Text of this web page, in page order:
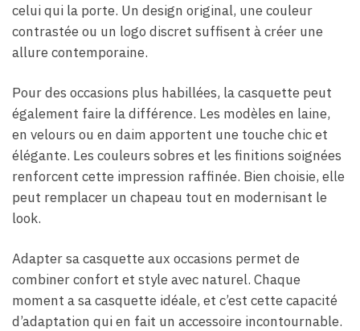
celui qui la porte. Un design original, une couleur
contrastée ou un logo discret suffisent à créer une
allure contemporaine.
Pour des occasions plus habillées, la casquette peut
également faire la différence. Les modèles en laine,
en velours ou en daim apportent une touche chic et
élégante. Les couleurs sobres et les finitions soignées
renforcent cette impression raffinée. Bien choisie, elle
peut remplacer un chapeau tout en modernisant le
look.
Adapter sa casquette aux occasions permet de
combiner confort et style avec naturel. Chaque
moment a sa casquette idéale, et c’est cette capacité
d’adaptation qui en fait un accessoire incontournable.